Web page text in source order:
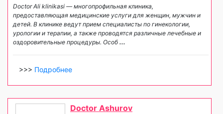
Doctor Ali klinikasi — многопрофильная клиника,
предоставляющая медицинские услуги для женщин, мужчин и
детей. В клинике ведут прием специалисты по гинекологии,
урологии и терапии, а также проводятся различные лечебные и
оздоровительные процедуры. Особ ...
>>> Подробнее
Doctor Ashurov